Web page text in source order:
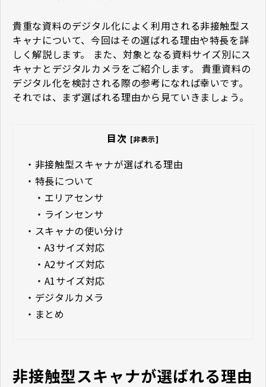
貴重な資料のデジタル化によく利用される非接触型ス
キャナについて、今回はその選ばれる理由や特長を詳
しく解説します。 また、対象となる資料サイズ別にス
キャナとデジタルカメラをご紹介します。 貴重資料の
デジタル化を検討される際の参考になれば幸いです。
それでは、まず選ばれる理由から見ていきましょう。
目次 [非表示]
・ 非接触型スキャナが選ばれる理由
・ 特長について
・ エリアセンサ
・ ラインセンサ
・ スキャナの使い分け
・ A3サイズ対応
・ A2サイズ対応
・ A1サイズ対応
・ デジタルカメラ
・ まとめ
非接触型スキャナが選ばれる理由